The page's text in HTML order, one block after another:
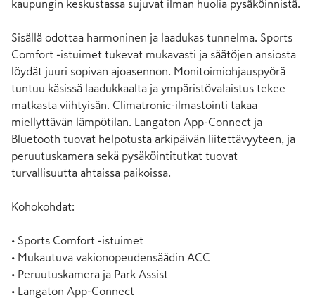
kaupungin keskustassa sujuvat ilman huolia pysäköinnistä.
Sisällä odottaa harmoninen ja laadukas tunnelma. Sports
Comfort -istuimet tukevat mukavasti ja säätöjen ansiosta
löydät juuri sopivan ajoasennon. Monitoimiohjauspyörä
tuntuu käsissä laadukkaalta ja ympäristövalaistus tekee
matkasta viihtyisän. Climatronic-ilmastointi takaa
miellyttävän lämpötilan. Langaton App-Connect ja
Bluetooth tuovat helpotusta arkipäivän liitettävyyteen, ja
peruutuskamera sekä pysäköintitutkat tuovat
turvallisuutta ahtaissa paikoissa.
Kohokohdat:
• Sports Comfort -istuimet
• Mukautuva vakionopeudensäädin ACC
• Peruutuskamera ja Park Assist
• Langaton App-Connect